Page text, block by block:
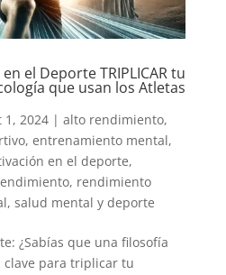
el Deporte TRIPLICAR tu
que usan los Atletas
1, 2024| alto rendimiento,
, entrenamiento mental,
en el deporte,
, rendimiento
, salud mental y deporte
¿Sabías que una filosofía
para triplicar tu